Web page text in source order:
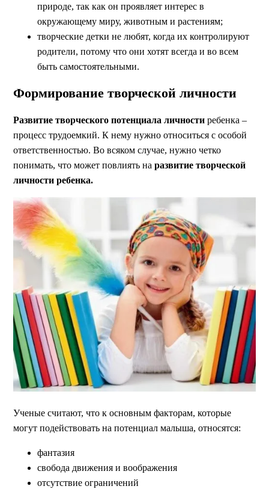
природе, так как он проявляет интерес в
окружающему миру, животным и растениям;
творческие детки не любят, когда их контролируют
родители, потому что они хотят всегда и во всем
быть самостоятельными.
Формирование творческой личности
Развитие творческого потенциала личности ребенка –
процесс трудоемкий. К нему нужно относиться с особой
ответственностью. Во всяком случае, нужно четко
понимать, что может повлиять на развитие творческой
личности ребенка.
Ученые считают, что к основным факторам, которые
могут подействовать на потенциал малыша, относятся:
фантазия
свобода движения и воображения
отсутствие ограничений